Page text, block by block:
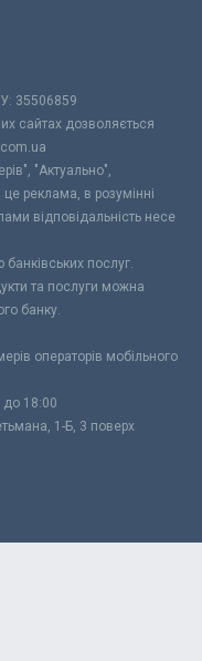
35506859
сайтах дозволяється
"Актуально",
реклама, в розумінні
відповідальність несе
банківських послуг.
та послуги можна
банку.
операторів мобільного
до 18:00
1-Б, 3 поверх